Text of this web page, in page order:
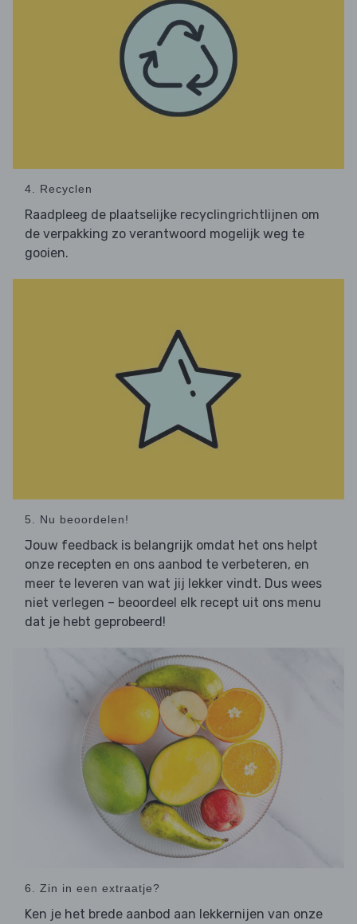
4. Recyclen
Raadpleeg de plaatselijke recyclingrichtlijnen om
de verpakking zo verantwoord mogelijk weg te
gooien.
5. Nu beoordelen!
Jouw feedback is belangrijk omdat het ons helpt
onze recepten en ons aanbod te verbeteren, en
meer te leveren van wat jij lekker vindt. Dus wees
niet verlegen – beoordeel elk recept uit ons menu
dat je hebt geprobeerd!
6. Zin in een extraatje?
Ken je het brede aanbod aan lekkernijen van onze